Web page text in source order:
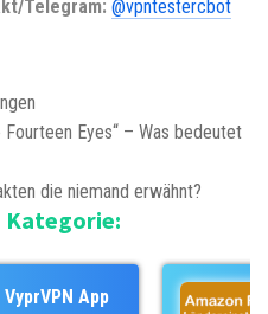
Telegram: @vpntestercbot
Eyes“ – Was bedeutet
die niemand erwähnt?
Kategorie:
App